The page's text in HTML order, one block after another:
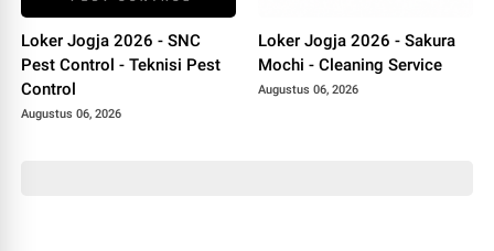
Loker Jogja 2026 - SNC
Pest Control - Teknisi Pest
Control
Augustus 06, 2026
Loker Jogja 2026 - Sakura
Mochi - Cleaning Service
Augustus 06, 2026